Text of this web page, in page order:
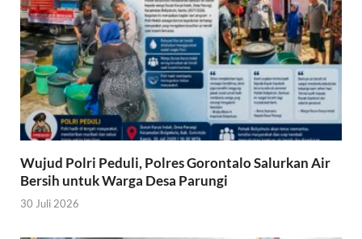
Wujud Polri Peduli, Polres Gorontalo Salurkan Air
Bersih untuk Warga Desa Parungi
30 Juli 2026